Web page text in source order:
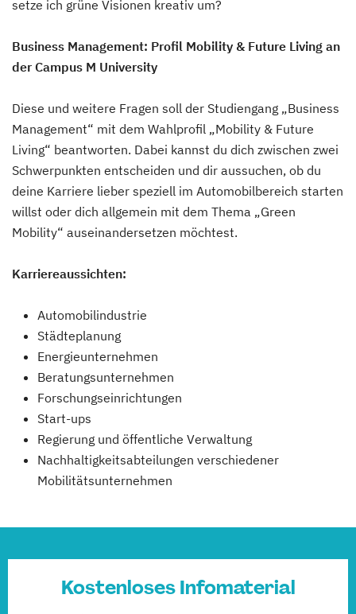
setze ich grüne Visionen kreativ um?
Business Management: Profil Mobility & Future Living an
der Campus M University
Diese und weitere Fragen soll der Studiengang „Business
Management“ mit dem Wahlprofil „Mobility & Future
Living“ beantworten. Dabei kannst du dich zwischen zwei
Schwerpunkten entscheiden und dir aussuchen, ob du
deine Karriere lieber speziell im Automobilbereich starten
willst oder dich allgemein mit dem Thema „Green
Mobility“ auseinandersetzen möchtest.
Karriereaussichten:
Automobilindustrie
Städteplanung
Energieunternehmen
Beratungsunternehmen
Forschungseinrichtungen
Start-ups
Regierung und öffentliche Verwaltung
Nachhaltigkeitsabteilungen verschiedener
Mobilitätsunternehmen
Kostenloses Infomaterial